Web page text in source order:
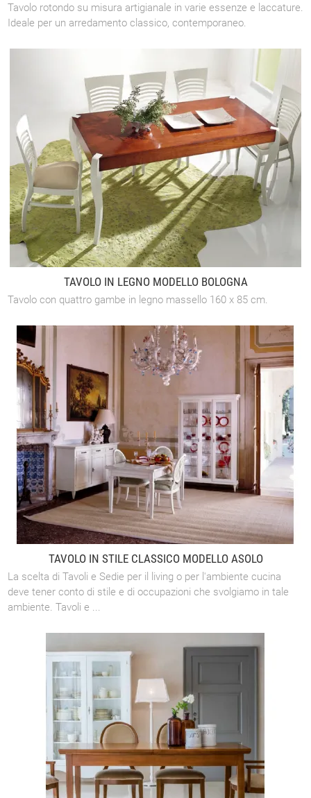
Tavolo rotondo su misura artigianale in varie essenze e laccature.
Ideale per un arredamento classico, contemporaneo.
TAVOLO IN LEGNO MODELLO BOLOGNA
Tavolo con quattro gambe in legno massello 160 x 85 cm.
TAVOLO IN STILE CLASSICO MODELLO ASOLO
La scelta di Tavoli e Sedie per il living o per l'ambiente cucina
deve tener conto di stile e di occupazioni che svolgiamo in tale
ambiente. Tavoli e ...